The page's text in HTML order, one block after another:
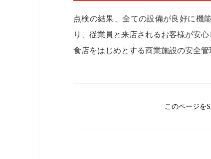
点検の結果、全ての設備が良好に機
り、従業員と来店されるお客様が安
食店をはじめとする商業施設の安全管
このページを